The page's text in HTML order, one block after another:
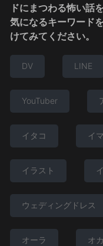
ドにまつわる怖い話
気になるキーワード
けてみてください。
DV LINE
YouTuber
イタコ イ
イラスト
ウェディングドレス
オーラ オ